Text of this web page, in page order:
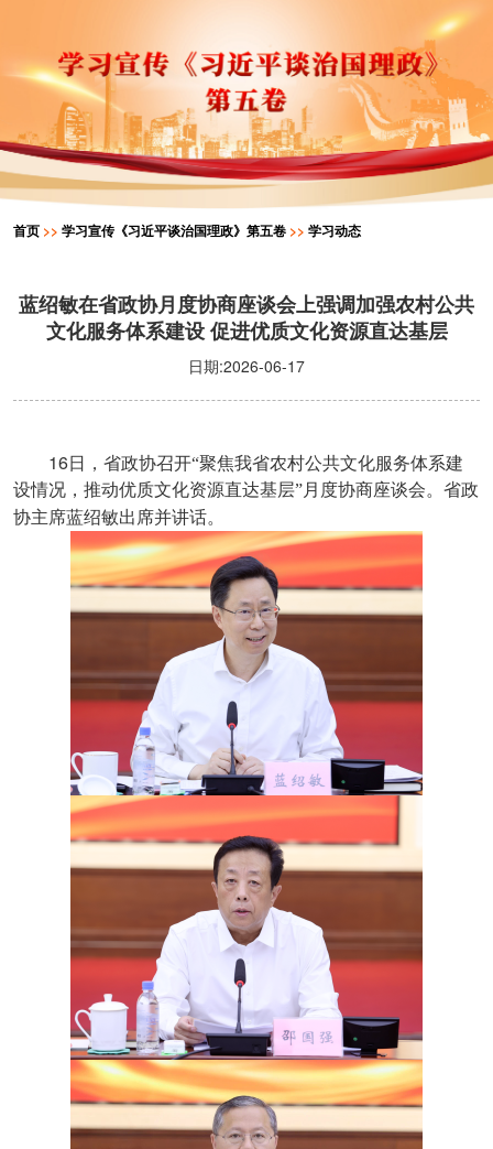
首页 >> 学习宣传《习近平谈治国理政》第五卷 >> 学习动态
蓝绍敏在省政协月度协商座谈会上强调加强农村公共
文化服务体系建设 促进优质文化资源直达基层
日期:2026-06-17
16日，省政协召开“聚焦我省农村公共文化服务体系建
设情况，推动优质文化资源直达基层”月度协商座谈会。省政
协主席蓝绍敏出席并讲话。